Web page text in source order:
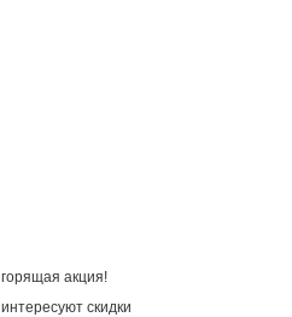
акция!
скидки